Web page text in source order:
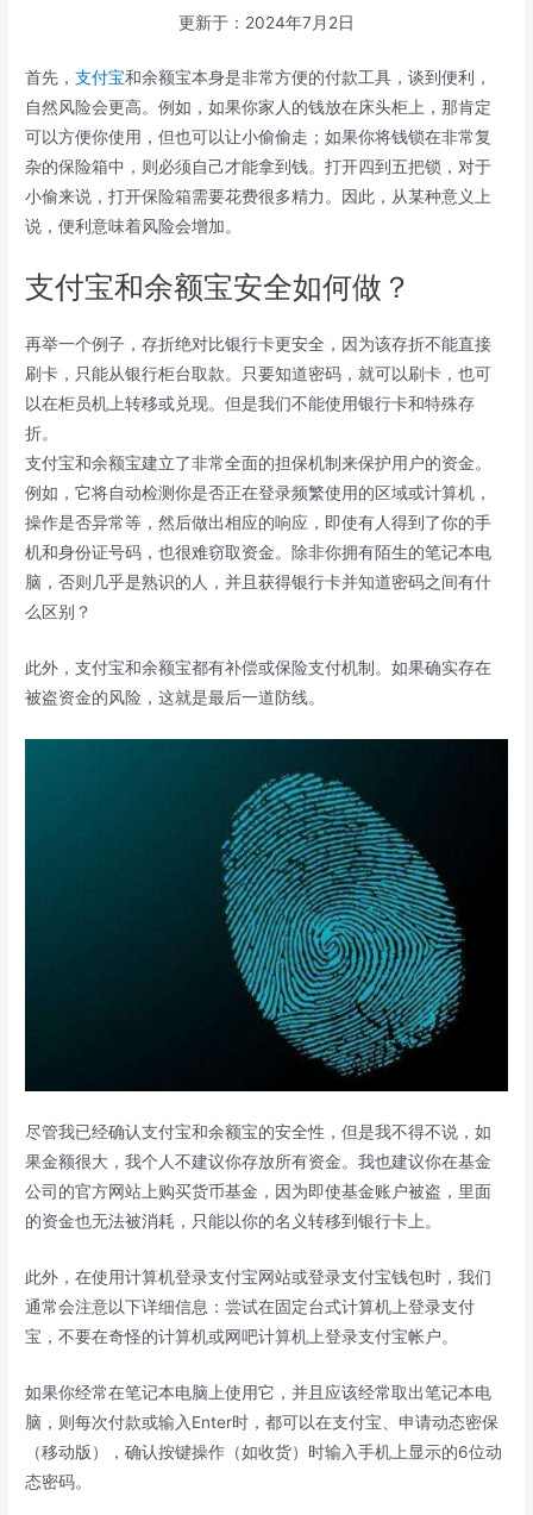
更新于：2024年7月2日
首先，支付宝和余额宝本身是非常方便的付款工具，谈到便利，
自然风险会更高。例如，如果你家人的钱放在床头柜上，那肯定
可以方便你使用，但也可以让小偷偷走；如果你将钱锁在非常复
杂的保险箱中，则必须自己才能拿到钱。打开四到五把锁，对于
小偷来说，打开保险箱需要花费很多精力。因此，从某种意义上
说，便利意味着风险会增加。
支付宝和余额宝安全如何做？
再举一个例子，存折绝对比银行卡更安全，因为该存折不能直接
刷卡，只能从银行柜台取款。只要知道密码，就可以刷卡，也可
以在柜员机上转移或兑现。但是我们不能使用银行卡和特殊存
折。
支付宝和余额宝建立了非常全面的担保机制来保护用户的资金。
例如，它将自动检测你是否正在登录频繁使用的区域或计算机，
操作是否异常等，然后做出相应的响应，即使有人得到了你的手
机和身份证号码，也很难窃取资金。除非你拥有陌生的笔记本电
脑，否则几乎是熟识的人，并且获得银行卡并知道密码之间有什
么区别？
此外，支付宝和余额宝都有补偿或保险支付机制。如果确实存在
被盗资金的风险，这就是最后一道防线。
尽管我已经确认支付宝和余额宝的安全性，但是我不得不说，如
果金额很大，我个人不建议你存放所有资金。我也建议你在基金
公司的官方网站上购买货币基金，因为即使基金账户被盗，里面
的资金也无法被消耗，只能以你的名义转移到银行卡上。
此外，在使用计算机登录支付宝网站或登录支付宝钱包时，我们
通常会注意以下详细信息：尝试在固定台式计算机上登录支付
宝，不要在奇怪的计算机或网吧计算机上登录支付宝帐户。
如果你经常在笔记本电脑上使用它，并且应该经常取出笔记本电
脑，则每次付款或输入Enter时，都可以在支付宝、申请动态密保
（移动版），确认按键操作（如收货）时输入手机上显示的6位动
态密码。